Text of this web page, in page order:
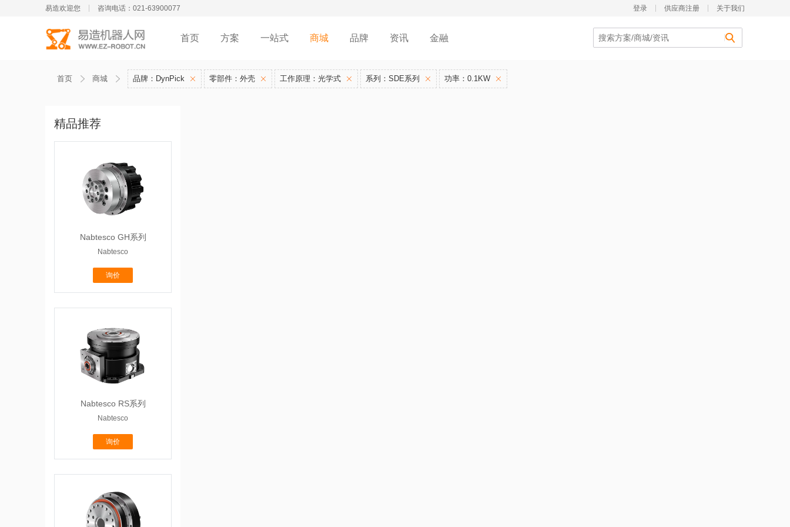
易造欢迎您 咨询电话：021-63900077 关于我们
供应商注册
登录
首页 方案 一站式 商城 品牌 资讯 金融
首页 商城 品牌：DynPick 零部件：外壳 工作原理：光学式 系列：SDE系列 功率：0.1KW
精品推荐
Nabtesco GH系列
Nabtesco
询价
Nabtesco RS系列
Nabtesco
询价